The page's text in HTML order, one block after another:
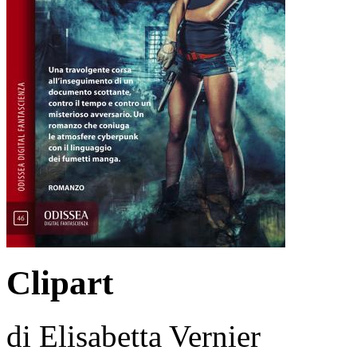
Clipart
di Elisabetta Vernier